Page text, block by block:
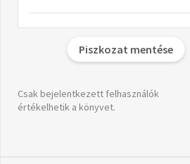
Piszkozat mentése
Csak bejelentkezett felhasználók
értékelhetik a könyvet.